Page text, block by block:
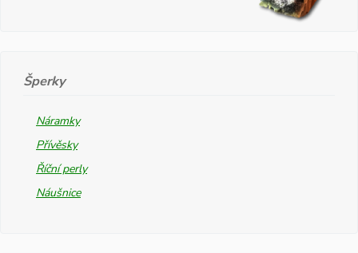
Šperky
Náramky
Přívěsky
Říční perly
Náušnice